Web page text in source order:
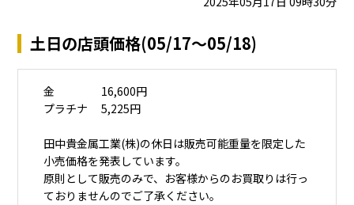
土日の店頭価格(05/17～05/18)
金 16,600円
プラチナ 5,225円
田中貴金属工業(株)の休日は販売可能重量を限定した
小売価格を発表しています。
原則として販売のみで、お客様からのお買取りは行っ
ておりませんのでご了承ください。